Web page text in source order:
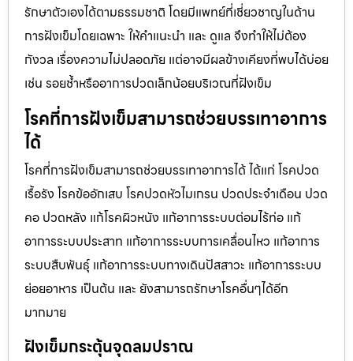
รักษาตัวเองได้ตามธรรมชาติ โดยมีแพทย์ที่เชี่ยวชาญในด้าน
การฝังเข็มโดยเฉพาะ ให้คำแนะนำ และ ดูแล จึงทำให้ไม่ต้อง
กังวล เรื่องความไม่ปลอดภัย แต่อาจมีผลข้างเคียงที่พบได้บ่อย
เช่น รอยช้ำหรืออาการปวดเล็กน้อยบริเวณที่ฝังเข็ม
โรคที่การฝังเข็มสามารถช่วยบรรเทาอาการ
ได้
โรคที่การฝังเข็มสามารถช่วยบรรเทาอาการได้ ได้แก่ โรคปวด
เรื้อรัง โรคข้ออักเสบ โรคปวดหัวไมเกรน ปวดประจําเดือน ปวด
คอ ปวดหลัง แก้โรคผิวหนัง แก้อาการระบบต่อมไร้ท่อ แก้
อาการระบบประสาท แก้อาการระบบการเคลื่อนไหว แก้อาการ
ระบบสืบพันธุ์ แก้อาการระบบทางเดินปัสสาวะ แก้อาการระบบ
ย่อยอาหาร เป็นต้น และ ยังสามารถรักษาโรคอื่นๆได้อีก
มากมาย
ฝังเข็มกระตุ้นจุดลมปราณ